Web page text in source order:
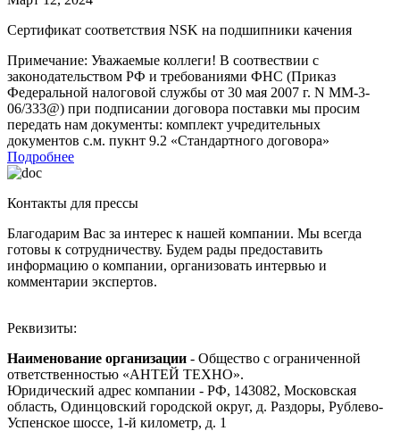
Сертификат соответствия NSK на подшипники качения
Примечание: Уважаемые коллеги! В соотвествии с
законодательством РФ и требованиями ФНС (Приказ
Федеральной налоговой службы от 30 мая 2007 г. N ММ-3-
06/333@) при подписании договора поставки мы просим
передать нам документы: комплект учредительных
документов с.м. пукнт 9.2 «Стандартного договора»
Подробнее
Контакты для прессы
Благодарим Вас за интерес к нашей компании. Мы всегда
готовы к сотрудничеству. Будем рады предоставить
информацию о компании, организовать интервью и
комментарии экспертов.
Реквизиты:
Наименование организации - Общество с ограниченной
ответственностью «АНТЕЙ ТЕХНО».
Юридический адрес компании - РФ, 143082, Московская
область, Одинцовский городской округ, д. Раздоры, Рублево-
Успенское шоссе, 1-й километр, д. 1